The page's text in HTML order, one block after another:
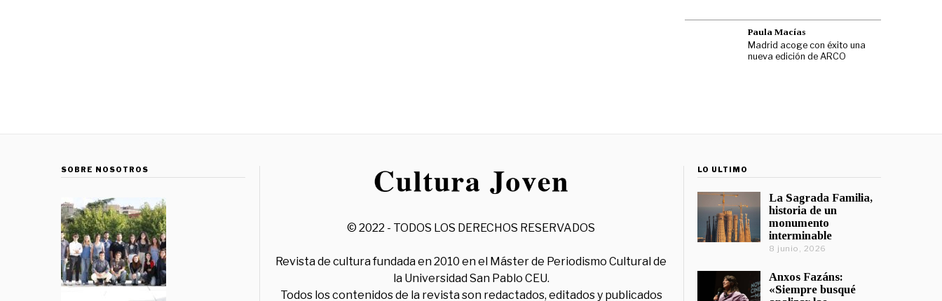
Paula Macías
Madrid acoge con éxito una
nueva edición de ARCO
SOBRE NOSOTROS
© 2022 - TODOS LOS DERECHOS RESERVADOS
Revista de cultura fundada en 2010 en el Máster de Periodismo Cultural de
la Universidad San Pablo CEU.
Todos los contenidos de la revista son redactados, editados y publicados
LO ÚLTIMO
La Sagrada Familia,
historia de un
monumento
interminable
8 junio, 2026
Anxos Fazáns:
«Siempre busqué